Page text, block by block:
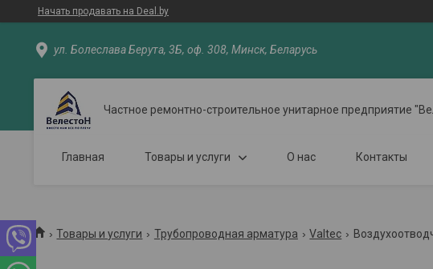
Начать продавать на Deal.by
ул. Болеслава Берута, 3Б, оф. 308, Минск, Беларусь
Частное ремонтно-строительное унитарное предприятие
Главная Товары и услуги О нас Контакты
Товары и услуги Трубопроводная арматура Valtec